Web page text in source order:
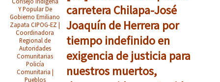
Y Popular De
Gobierno Emiliano
Zapata CIPOG-EZ |
Coordinadora
Regional de
Autoridades
Comunitarias
Policía
Comunitaria |
Pueblos
carretera Chilapa-José
Joaquín de Herrera por
tiempo indefinido en
exigencia de justicia para
nuestros muertos,